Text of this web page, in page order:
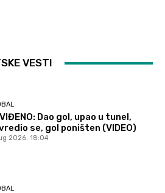
VESTI
Dao gol, upao u tunel,
se, gol poništen (VIDEO)
2026. 18:04